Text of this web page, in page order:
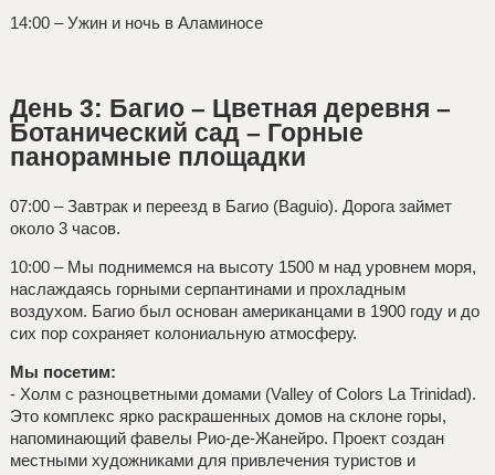
14:00 – Ужин и ночь в Аламиносе
День 3: Багио – Цветная деревня –
Ботанический сад – Горные
панорамные площадки
07:00 – Завтрак и переезд в Багио (Baguio). Дорога займет
около 3 часов.
10:00 – Мы поднимемся на высоту 1500 м над уровнем моря,
наслаждаясь горными серпантинами и прохладным
воздухом. Багио был основан американцами в 1900 году и до
сих пор сохраняет колониальную атмосферу.
Мы посетим:
- Холм с разноцветными домами (Valley of Colors La Trinidad).
Это комплекс ярко раскрашенных домов на склоне горы,
напоминающий фавелы Рио-де-Жанейро. Проект создан
местными художниками для привлечения туристов и